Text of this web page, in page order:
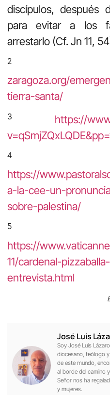
discípulos, después
para evitar a los
arrestarlo (Cf. Jn 11,
2
zaragoza.org/
tierra-santa/
3 https://
4
https://
a-la-cee-un-
sobre-palestina/
5
https://
11/cardenal-
entrevista.html
José Luis
Soy José Luis
diocesano, teólogo
de este mundo,
al borde del camino
Señor nos ha
y mujeres.